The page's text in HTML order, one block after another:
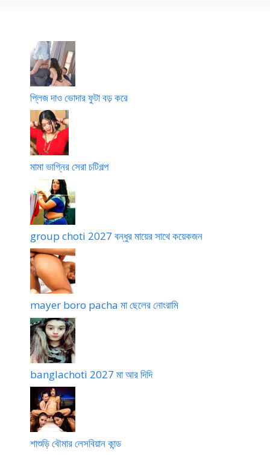
প্লিজ দাও ভোদার ফুটা বড় করে
মামা ভাগ্নির সেরা চটিগল্প
group choti 2027 বন্ধুর মায়ের সাথে কয়েকজন
mayer boro pacha মা ছেলের নোংরামি
banglachoti 2027 মা আর দিদি
শাশুড়ি বৌমার লেসবিয়ান কান্ড